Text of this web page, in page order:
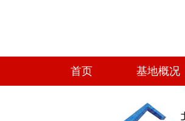
首页 基地概况